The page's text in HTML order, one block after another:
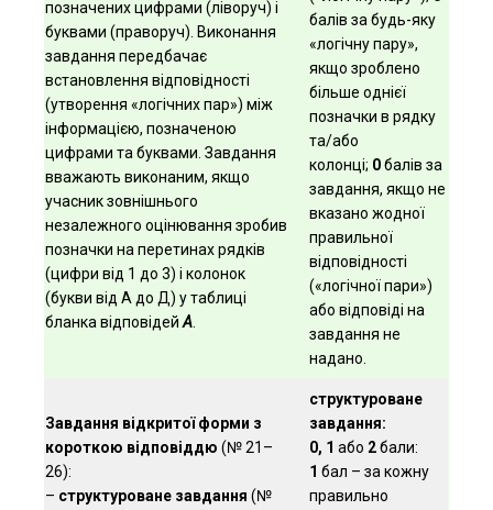
позначених цифрами (ліворуч) і
буквами (праворуч). Виконання
завдання передбачає
встановлення відповідності
(утворення «логічних пар») між
інформацією, позначеною
цифрами та буквами. Завдання
вважають виконаним, якщо
учасник зовнішнього
незалежного оцінювання зробив
позначки на перетинах рядків
(цифри від 1 до 3) і колонок
(букви від А до Д) у таблиці
бланка відповідей А
балів за будь-яку
«логічну пару»,
якщо зроблено
більше однієї
позначки в рядку
та/або
колонці; 0балів за
завдання, якщо не
вказано жодної
правильної
відповідності
(«логічної пари»)
або відповіді на
завдання не
надано.
Завдання відкритої форми з
короткою відповіддю (№ 21–
26):
– структуроване завдання (№
структуроване
завдання:
0, 1 або 2бали:
1 бал – за кожну
правильно